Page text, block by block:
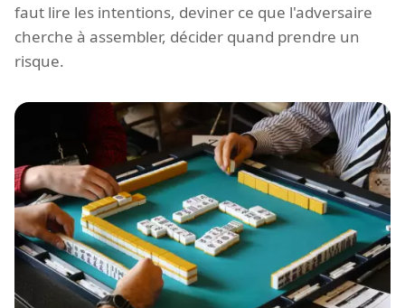
faut lire les intentions, deviner ce que l'adversaire
cherche à assembler, décider quand prendre un
risque.